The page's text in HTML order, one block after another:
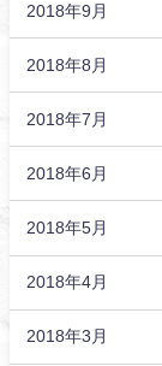
2018年9月
2018年8月
2018年7月
2018年6月
2018年5月
2018年4月
2018年3月